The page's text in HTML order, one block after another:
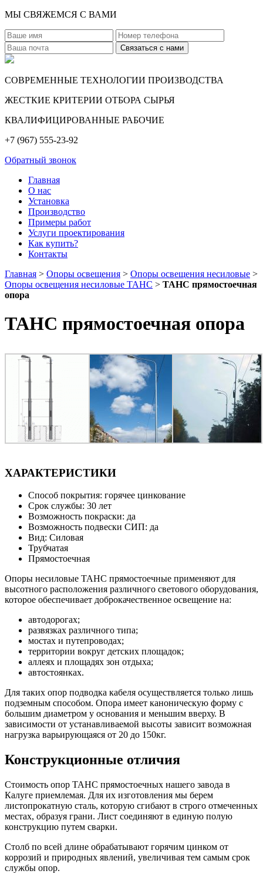
МЫ СВЯЖЕМСЯ С ВАМИ
СОВРЕМЕННЫЕ ТЕХНОЛОГИИ ПРОИЗВОДСТВА
ЖЕСТКИЕ КРИТЕРИИ ОТБОРА СЫРЬЯ
КВАЛИФИЦИРОВАННЫЕ РАБОЧИЕ
+7 (967) 555-23-92
Обратный звонок
Главная
О нас
Установка
Производство
Примеры работ
Услуги проектирования
Как купить?
Контакты
Главная > Опоры освещения > Опоры освещения несиловые >
Опоры освещения несиловые ТАНС > ТАНС прямостоечная
опора
ТАНС прямостоечная опора
ХАРАКТЕРИСТИКИ
Способ покрытия: горячее цинкование
Срок службы: 30 лет
Возможность покраски: да
Возможность подвески СИП: да
Вид: Силовая
Трубчатая
Прямостоечная
Опоры несиловые ТАНС прямостоечные применяют для
высотного расположения различного светового оборудования,
которое обеспечивает доброкачественное освещение на:
автодорогах;
развязках различного типа;
мостах и путепроводах;
территории вокруг детских площадок;
аллеях и площадях зон отдыха;
автостоянках.
Для таких опор подводка кабеля осуществляется только лишь
подземным способом. Опора имеет каноническую форму с
большим диаметром у основания и меньшим вверху. В
зависимости от устанавливаемой высоты зависит возможная
нагрузка варьирующаяся от 20 до 150кг.
Конструкционные отличия
Стоимость опор ТАНС прямостоечных нашего завода в
Калуге приемлемая. Для их изготовления мы берем
листопрокатную сталь, которую сгибают в строго отмеченных
местах, образуя грани. Лист соединяют в единую полую
конструкцию путем сварки.
Столб по всей длине обрабатывают горячим цинком от
коррозий и природных явлений, увеличивая тем самым срок
службы опор.